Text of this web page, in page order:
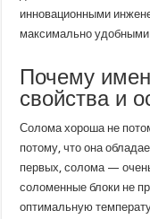
инновационными
максимально
Почему
свойства и
Солома хороша не
потому, что она
первых, солома —
соломенные блоки не
оптимальную